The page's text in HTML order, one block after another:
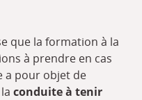
que la formation à la
à prendre en cas
a pour objet de
conduite à tenir